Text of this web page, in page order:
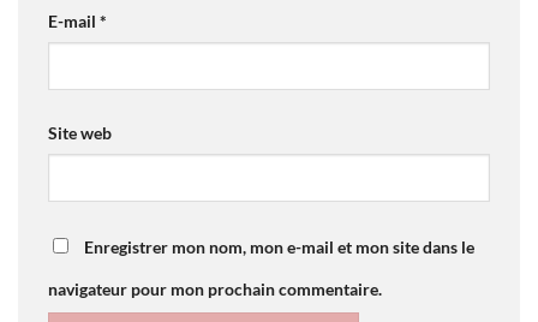
E-mail *
Site web
Enregistrer mon nom, mon e-mail et mon site dans le
navigateur pour mon prochain commentaire.